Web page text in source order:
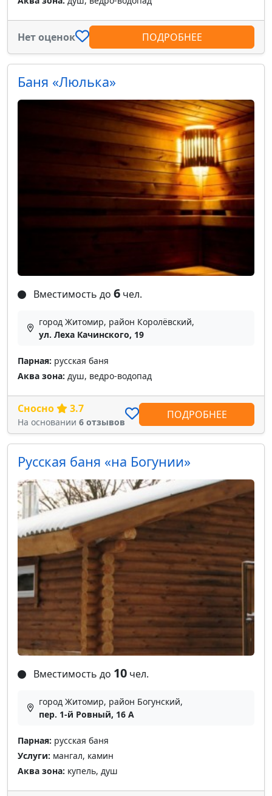
Нет оценок ПОДРОБНЕЕ
Баня «Люлька»
Вместимость до 6 чел.
город Житомир, район Королёвский,
ул. Леха Качинского, 19
Парная: русская баня
Аква зона: душ, ведро-водопад
Сносно 3.7
На основании 6 отзывов
ПОДРОБНЕЕ
Русская баня «на Богунии»
Вместимость до 10 чел.
город Житомир, район Богунский,
пер. 1-й Ровный, 16 А
Парная: русская баня
Услуги: мангал, камин
Аква зона: купель, душ